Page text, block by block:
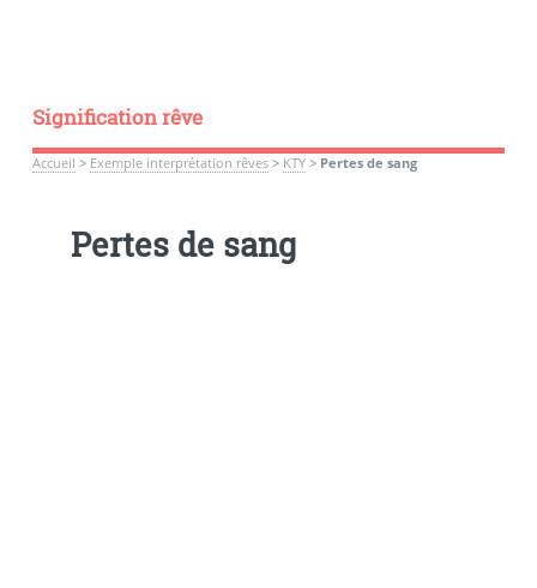
Signification rêve
Accueil > Exemple interprétation rêves> KTY> Pertes de sang
Pertes de sang